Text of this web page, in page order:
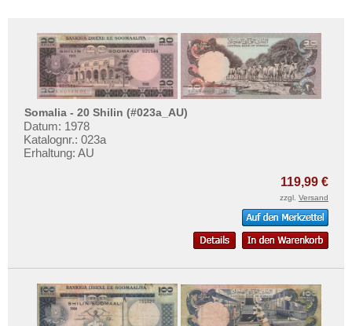
Somalia - 20 Shilin (#023a_AU)
Datum: 1978
Katalognr.: 023a
Erhaltung: AU
119,99 €
zzgl. Versand